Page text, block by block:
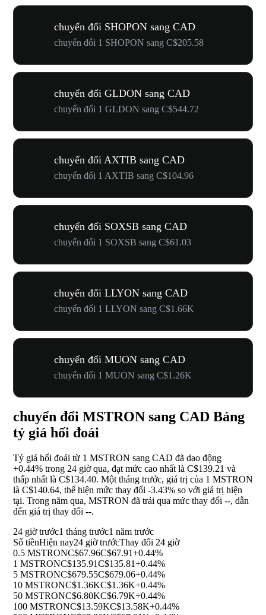
chuyển đổi SHOPON sang CAD
chuyển đổi 1 SHOPON sang C$205.58
chuyển đổi GLDON sang CAD
chuyển đổi 1 GLDON sang C$544.72
chuyển đổi AXTIB sang CAD
chuyển đổi 1 AXTIB sang C$104.96
chuyển đổi SOXSB sang CAD
chuyển đổi 1 SOXSB sang C$61.03
chuyển đổi LLYON sang CAD
chuyển đổi 1 LLYON sang C$1.66K
chuyển đổi MUON sang CAD
chuyển đổi 1 MUON sang C$1.26K
chuyển đổi MSTRON sang CAD Bảng
tỷ giá hối đoái
Tỷ giá hối đoái từ 1 MSTRON sang CAD đã dao động
+0.44% trong 24 giờ qua, đạt mức cao nhất là C$139.21 và
thấp nhất là C$134.40. Một tháng trước, giá trị của 1 MSTRON
là C$140.64, thể hiện mức thay đổi -3.43% so với giá trị hiện
tại. Trong năm qua, MSTRON đã trải qua mức thay đổi --, dẫn
đến giá trị thay đổi --.
24 giờ trước1 tháng trước1 năm trước
Số tiềnHiện nay24 giờ trướcThay đổi 24 giờ
0.5 MSTRONC$67.96C$67.91+0.44%
1 MSTRONC$135.91C$135.81+0.44%
5 MSTRONC$679.55C$679.06+0.44%
10 MSTRONC$1.36KC$1.36K+0.44%
50 MSTRONC$6.80KC$6.79K+0.44%
100 MSTRONC$13.59KC$13.58K+0.44%